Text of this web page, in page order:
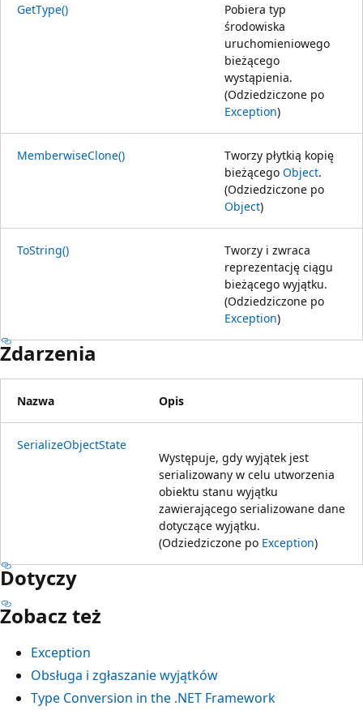
GetType()
Pobiera typ
środowiska
uruchomieniowego
bieżącego
wystąpienia.
(Odziedziczone po
Exception)
MemberwiseClone()
Tworzy płytkią kopię
bieżącego Object.
(Odziedziczone po
Object)
ToString()
Tworzy i zwraca
reprezentację ciągu
bieżącego wyjątku.
(Odziedziczone po
Exception)
Zdarzenia
Nazwa Opis
SerializeObjectState
Występuje, gdy wyjątek jest
serializowany w celu utworzenia
obiektu stanu wyjątku
zawierającego serializowane dane
dotyczące wyjątku.
(Odziedziczone po Exception)
Dotyczy
Zobacz też
Exception
Obsługa i zgłaszanie wyjątków
Type Conversion in the .NET Framework